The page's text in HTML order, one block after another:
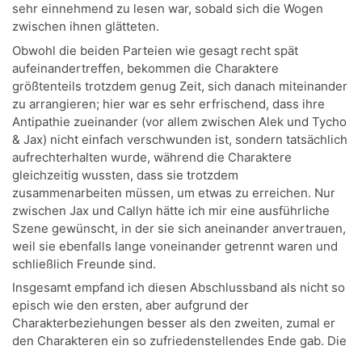
sehr einnehmend zu lesen war, sobald sich die Wogen
zwischen ihnen glätteten.
Obwohl die beiden Parteien wie gesagt recht spät
aufeinandertreffen, bekommen die Charaktere
größtenteils trotzdem genug Zeit, sich danach miteinander
zu arrangieren; hier war es sehr erfrischend, dass ihre
Antipathie zueinander (vor allem zwischen Alek und Tycho
& Jax) nicht einfach verschwunden ist, sondern tatsächlich
aufrechterhalten wurde, während die Charaktere
gleichzeitig wussten, dass sie trotzdem
zusammenarbeiten müssen, um etwas zu erreichen. Nur
zwischen Jax und Callyn hätte ich mir eine ausführliche
Szene gewünscht, in der sie sich aneinander anvertrauen,
weil sie ebenfalls lange voneinander getrennt waren und
schließlich Freunde sind.
Insgesamt empfand ich diesen Abschlussband als nicht so
episch wie den ersten, aber aufgrund der
Charakterbeziehungen besser als den zweiten, zumal er
den Charakteren ein so zufriedenstellendes Ende gab. Die